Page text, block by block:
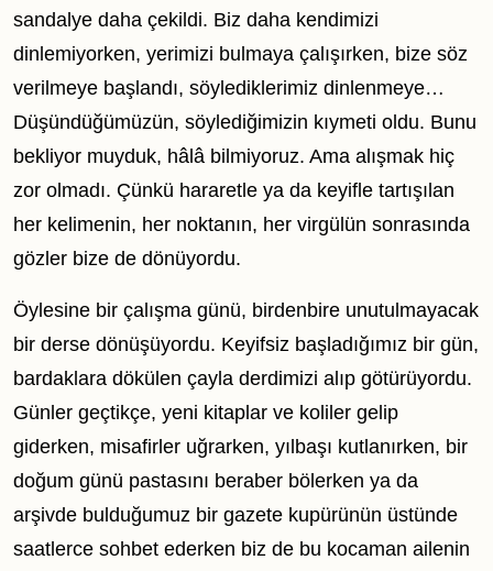
sandalye daha çekildi. Biz daha kendimizi
dinlemiyorken, yerimizi bulmaya çalışırken, bize söz
verilmeye başlandı, söylediklerimiz dinlenmeye…
Düşündüğümüzün, söylediğimizin kıymeti oldu. Bunu
bekliyor muyduk, hâlâ bilmiyoruz. Ama alışmak hiç
zor olmadı. Çünkü hararetle ya da keyifle tartışılan
her kelimenin, her noktanın, her virgülün sonrasında
gözler bize de dönüyordu.
Öylesine bir çalışma günü, birdenbire unutulmayacak
bir derse dönüşüyordu. Keyifsiz başladığımız bir gün,
bardaklara dökülen çayla derdimizi alıp götürüyordu.
Günler geçtikçe, yeni kitaplar ve koliler gelip
giderken, misafirler uğrarken, yılbaşı kutlanırken, bir
doğum günü pastasını beraber bölerken ya da
arşivde bulduğumuz bir gazete kupürünün üstünde
saatlerce sohbet ederken biz de bu kocaman ailenin